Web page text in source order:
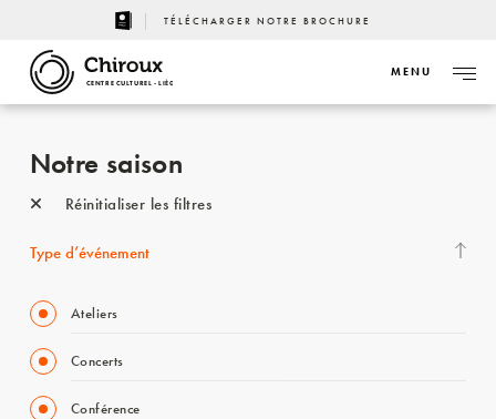
TÉLÉCHARGER NOTRE BROCHURE
CENTRE CULTUREL - LIÈGE
MENU
Notre saison
Réinitialiser les filtres
Type d’événement
Ateliers
Concerts
Conférence